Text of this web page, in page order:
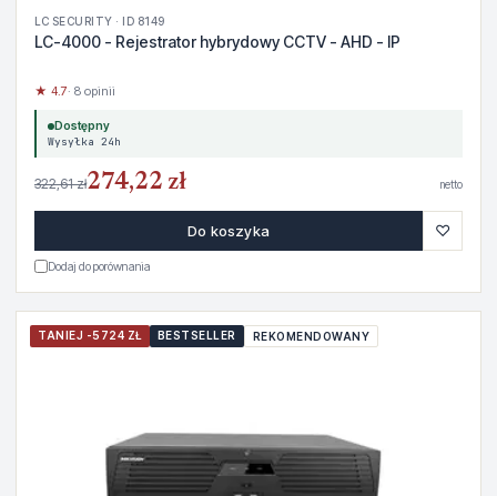
LC SECURITY · ID 8149
LC-4000 - Rejestrator hybrydowy CCTV - AHD - IP
★ 4.7· 8 opinii
Dostępny
Wysyłka 24h
322,61 zł274,22 zł netto
Do koszyka ♡
Dodaj do porównania
TANIEJ -5724 ZŁ BESTSELLER REKOMENDOWANY